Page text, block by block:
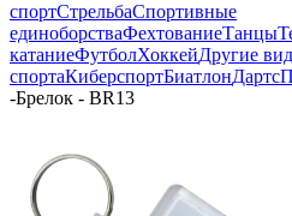
спортСтрельбаСпортивные
единоборстваФехтованиеТанцы
катаниеФутболХоккейДругие
спортаКиберспортБиатлонДартс
-Брелок - BR13